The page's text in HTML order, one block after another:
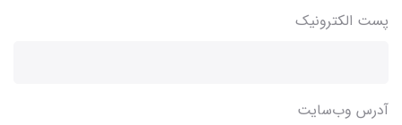
پست الکترونیک
آدرس وب‌سایت